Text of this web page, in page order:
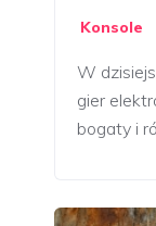
Konsole
W
gier
bogaty i